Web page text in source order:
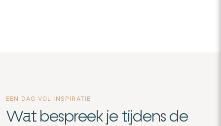
EEN DAG VOL INSPIRATIE
Wat bespreek je tijdens de